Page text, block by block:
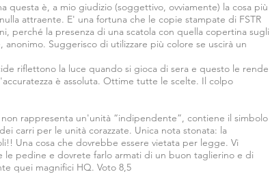
questa è, a mio giudizio (soggettivo, ovviamente) la cosa più
attraente. E' una fortuna che le copie stampate di FSTR
perché la presenza di una scatola con quella copertina sugli
Suggerisco di utilizzare più colore se uscirà un
riflettono la luce quando si gioca di sera e questo le rende
è assoluta. Ottime tutte le scelte. Il colpo
rappresenta un'unità “indipendente”, contiene il simbolo
carri per le unità corazzate. Unica nota stonata: la
Una cosa che dovrebbe essere vietata per legge. Vi
pedine e dovrete farlo armati di un buon taglierino e di
quei magnifici HQ. Voto 8,5